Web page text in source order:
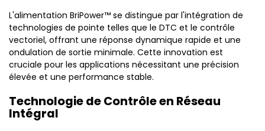
L'alimentation BriPower™ se distingue par l'intégration de
technologies de pointe telles que le DTC et le contrôle
vectoriel, offrant une réponse dynamique rapide et une
ondulation de sortie minimale. Cette innovation est
cruciale pour les applications nécessitant une précision
élevée et une performance stable.
Technologie de Contrôle en Réseau
Intégral